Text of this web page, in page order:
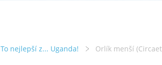
To nejlepší z... Uganda! Orlík menší